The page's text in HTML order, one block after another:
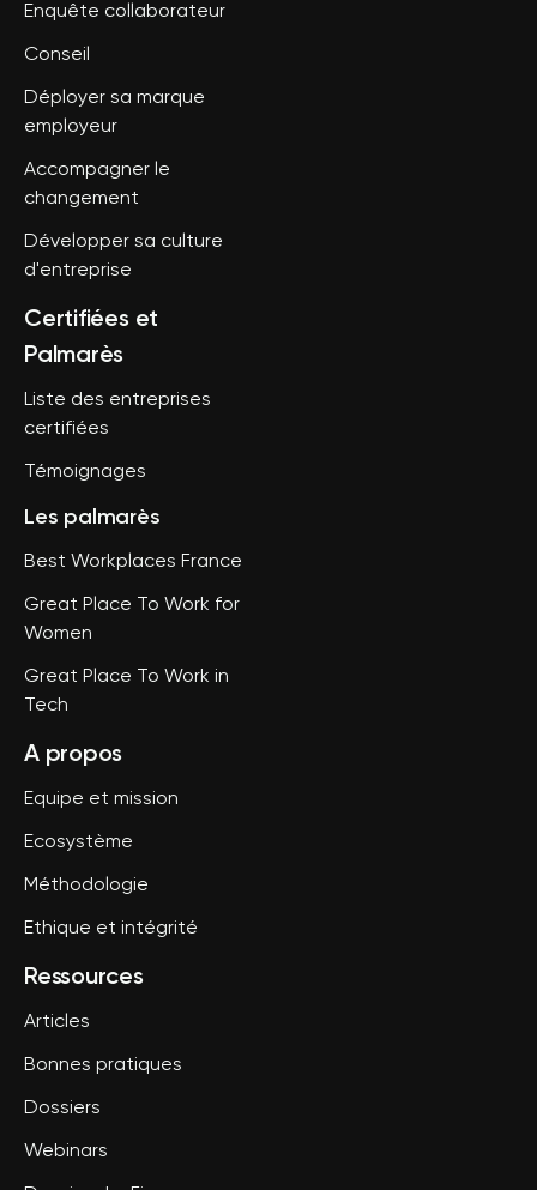
Enquête collaborateur
Conseil
Déployer sa marque
employeur
Accompagner le
changement
Développer sa culture
d'entreprise
Certifiées et
Palmarès
Liste des entreprises
certifiées
Témoignages
Les palmarès
Best Workplaces France
Great Place To Work for
Women
Great Place To Work in
Tech
A propos
Equipe et mission
Ecosystème
Méthodologie
Ethique et intégrité
Ressources
Articles
Bonnes pratiques
Dossiers
Webinars